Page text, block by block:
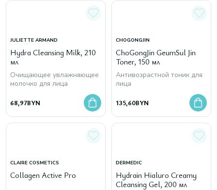
JULIETTE ARMAND
Hydra Cleansing Milk, 210
мл
Очищающее увлажняющее
молочко для лица
68,97BYN
CHOGONGJIN
ChoGongJin GeumSul Jin
Toner, 150 мл
Антивозрастной тоник для
лица
135,60BYN
CLAIRE COSMETICS
Сollagen Active Pro
DERMEDIC
Hydrain Hialuro Creamy
Cleansing Gel, 200 мл